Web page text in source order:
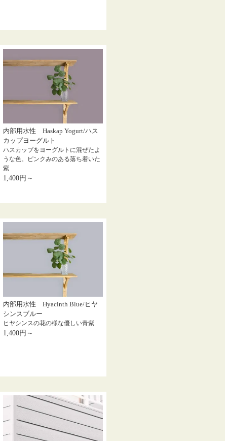
内部用水性 Haskap Yogurt/ハス
カップヨーグルト
ハスカップをヨーグルトに混ぜたよ
うな色。ピンクみのある落ち着いた
紫
1,400円～
内部用水性 Hyacinth Blue/ヒヤ
シンスブルー
ヒヤシンスの花の様な優しい青紫
1,400円～